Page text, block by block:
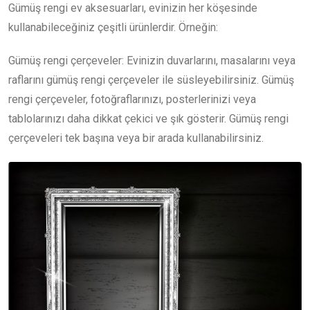
Gümüş rengi ev aksesuarları, evinizin her köşesinde
kullanabileceğiniz çeşitli ürünlerdir. Örneğin:
Gümüş rengi çerçeveler: Evinizin duvarlarını, masalarını veya
raflarını gümüş rengi çerçeveler ile süsleyebilirsiniz. Gümüş
rengi çerçeveler, fotoğraflarınızı, posterlerinizi veya
tablolarınızı daha dikkat çekici ve şık gösterir. Gümüş rengi
çerçeveleri tek başına veya bir arada kullanabilirsiniz.